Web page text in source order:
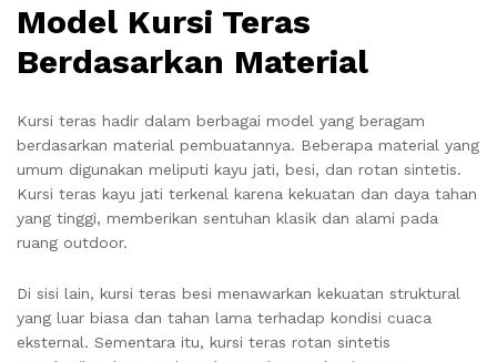
Model Kursi Teras
Berdasarkan Material
Kursi teras hadir dalam berbagai model yang beragam
berdasarkan material pembuatannya. Beberapa material yang
umum digunakan meliputi kayu jati, besi, dan rotan sintetis.
Kursi teras kayu jati terkenal karena kekuatan dan daya tahan
yang tinggi, memberikan sentuhan klasik dan alami pada
ruang outdoor.
Di sisi lain, kursi teras besi menawarkan kekuatan struktural
yang luar biasa dan tahan lama terhadap kondisi cuaca
eksternal. Sementara itu, kursi teras rotan sintetis